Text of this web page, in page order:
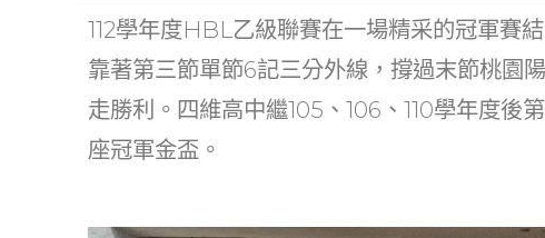
e c
e
b
o
o
itt
er
ai
l
C
h
at
k
e
dI
n
112學年度HBL乙級聯賽在一場精采的冠軍賽
靠著第三節單節6記三分外線，撐過末節桃園
走勝利。四維高中繼105、106、110學年度後
座冠軍金盃。